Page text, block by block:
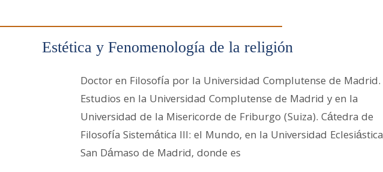
Estética y Fenomenología de la religión
Doctor en Filosofía por la Universidad Complutense de Madrid.
Estudios en la Universidad Complutense de Madrid y en la
Universidad de la Misericorde de Friburgo (Suiza). Cátedra de
Filosofía Sistemática III: el Mundo, en la Universidad Eclesiástica
San Dámaso de Madrid, donde es